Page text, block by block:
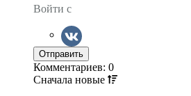
Войти с
Комментариев: 0
Сначала новые